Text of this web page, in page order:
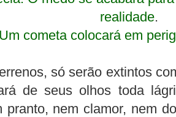
realidade.
cometa colocará em
só serão extintos
de seus olhos toda
pranto, nem clamor, nem